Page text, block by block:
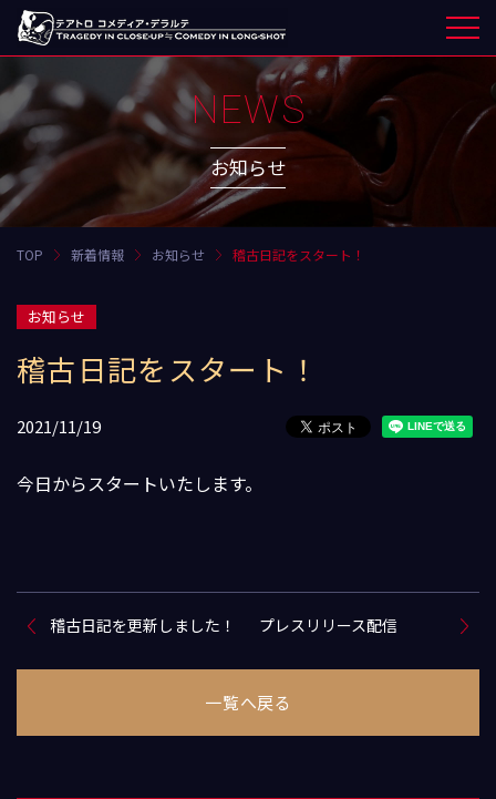
NEWS
お知らせ
TOP 新着情報 お知らせ 稽古日記をスタート！
お知らせ
稽古日記をスタート！
2021/11/19
今日からスタートいたします。
稽古日記を更新しました！ プレスリリース配信
一覧へ戻る